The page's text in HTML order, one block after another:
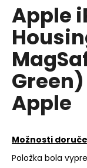
produktu
je
5,0
5
hviezdičiek.
Apple
Apple
Možnosti
Položka bola
O
d
p
r
ú
č